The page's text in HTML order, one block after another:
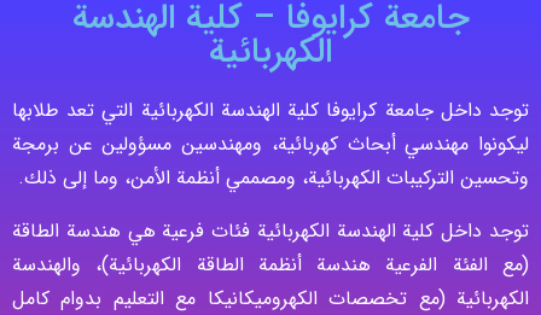
جامعة كرايوفا – كلية الهندسة
الكهربائية
توجد داخل جامعة كرايوفا كلية الهندسة الكهربائية التي تعد طلابها
ليكونوا مهندسي أبحاث كهربائية، ومهندسين مسؤولين عن برمجة
وتحسين التركيبات الكهربائية، ومصممي أنظمة الأمن، وما إلى ذلك.
توجد داخل كلية الهندسة الكهربائية فئات فرعية هي هندسة الطاقة
(مع الفئة الفرعية هندسة أنظمة الطاقة الكهربائية)، والهندسة
الكهربائية (مع تخصصات الكهروميكانيكا مع التعليم بدوام كامل